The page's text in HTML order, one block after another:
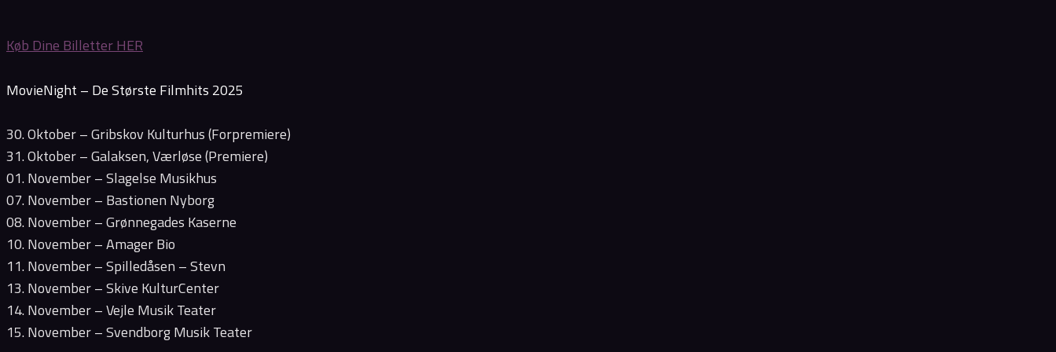
Køb Dine Billetter HER
MovieNight – De Største Filmhits 2025
30. Oktober – Gribskov Kulturhus (Forpremiere)
31. Oktober – Galaksen, Værløse (Premiere)
01. November – Slagelse Musikhus
07. November – Bastionen Nyborg
08. November – Grønnegades Kaserne
10. November – Amager Bio
11. November – Spilledåsen – Stevn
13. November – Skive KulturCenter
14. November – Vejle Musik Teater
15. November – Svendborg Musik Teater